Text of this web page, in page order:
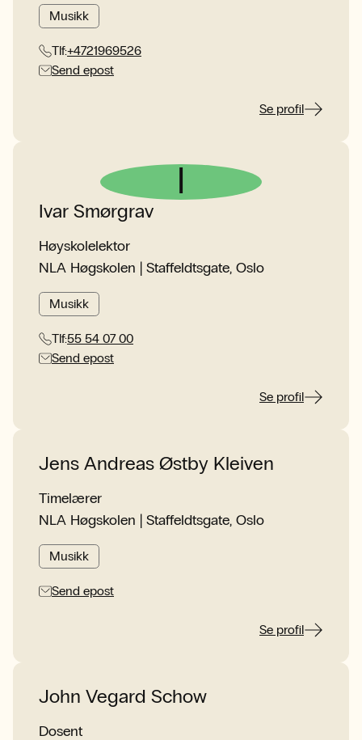
Musikk
Tlf:+4721969526
Send epost
Se profil
I
Ivar Smørgrav
Høyskolelektor
NLA Høgskolen | Staffeldtsgate, Oslo
Musikk
Tlf:55 54 07 00
Send epost
Se profil
Jens Andreas Østby Kleiven
Timelærer
NLA Høgskolen | Staffeldtsgate, Oslo
Musikk
Send epost
Se profil
John Vegard Schow
Dosent